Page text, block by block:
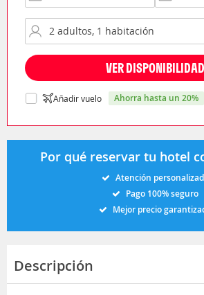
VER DISPONIBILIDAD
Añadir vuelo ahorra hasta un 20%
Por qué reservar tu hotel
Atención
Pago 100% seguro
Mejor precio
Descripción